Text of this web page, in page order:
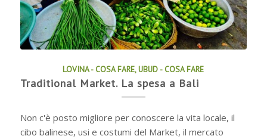
LOVINA - COSA FARE,UBUD - COSA FARE
Traditional Market. La spesa a Bali
Non c'è posto migliore per conoscere la vita locale, il
cibo balinese, usi e costumi del Market, il mercato